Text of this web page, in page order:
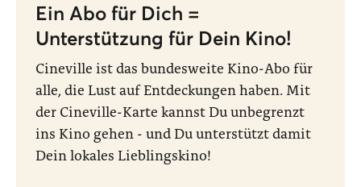
Ein Abo für Dich =
Unterstützung für Dein Kino!
Cineville ist das bundesweite Kino-Abo für
alle, die Lust auf Entdeckungen haben. Mit
der Cineville-Karte kannst Du unbegrenzt
ins Kino gehen - und Du unterstützt damit
Dein lokales Lieblingskino!